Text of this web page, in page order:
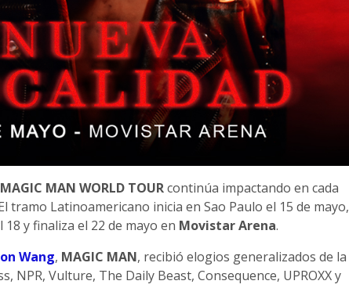
MAGIC MAN WORLD TOURcontinúa impactando en cada
tramo Latinoamericano inicia en Sao Paulo el 15 de mayo,
y finaliza el 22 de mayo en Movistar Arena.
Wang, MAGIC MAN, recibió elogios generalizados de la
NPR, Vulture, The Daily Beast, Consequence, UPROXX y